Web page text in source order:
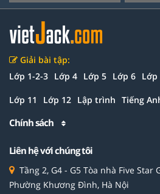
Giải bài tập:
Lớp 1-2-3 Lớp 4 Lớp 5 Lớp 6 Lớp
Lớp 11 Lớp 12 Lập trình Tiếng
Chính sách
Liên hệ với chúng tôi
Tầng 2, G4 - G5 Tòa nhà Five Star
Phường Khương Đình, Hà Nội